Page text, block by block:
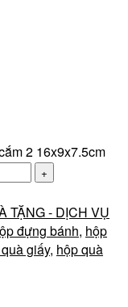
2 16x9x7.5cm
TẶNG - DỊCH VỤ
đựng bánh, hộp
giấy, hộp quà